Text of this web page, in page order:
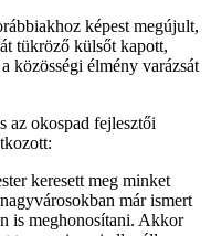
képest megújult,
tükröző külsőt kapott,
közösségi élmény varázsát
az okospad fejlesztői
keresett meg minket
már ismert
is meghonosítani. Akkor